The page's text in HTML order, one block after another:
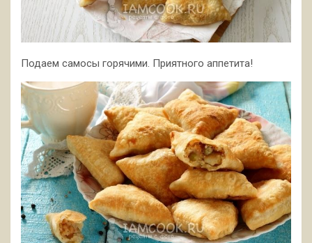
Подаем самосы горячими. Приятного аппетита!